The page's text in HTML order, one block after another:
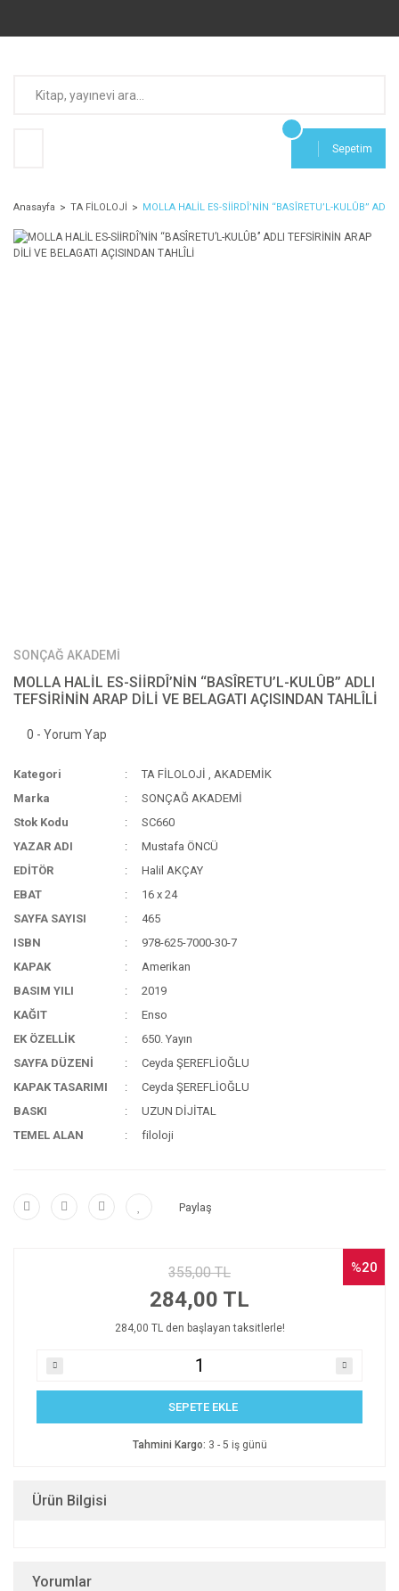
Sepetim
Anasayfa TA FİLOLOJİ MOLLA HALİL ES-SİİRDÎ’NİN ‘‘BASÎRETU’L-KULÛB’’
SONÇAĞ AKADEMİ
MOLLA HALİL ES-SİİRDÎ’NİN ‘‘BASÎRETU’L-KULÛB’’ ADLI
TEFSİRİNİN ARAP DİLİ VE BELAGATI AÇISINDAN TAHLÎLİ
0 - Yorum Yap
Kategori TA FİLOLOJİ ,AKADEMİK
Marka
SONÇAĞ AKADEMİ
Stok Kodu
SC660
YAZAR ADI
Mustafa ÖNCÜ
EDİTÖR
Halil AKÇAY
EBAT
16 x 24
SAYFA SAYISI
465
ISBN
978-625-7000-30-7
KAPAK
Amerikan
BASIM YILI
2019
KAĞIT
Enso
EK ÖZELLİK
650. Yayın
SAYFA DÜZENİ
Ceyda ŞEREFLİOĞLU
KAPAK TASARIMI
Ceyda ŞEREFLİOĞLU
BASKI
UZUN DİJİTAL
TEMEL ALAN
filoloji
Paylaş
%20
355,00 TL
284,00 TL
284,00 TL den başlayan taksitlerle!
SEPETE EKLE
Tahmini Kargo: 3 - 5 iş günü
Ürün Bilgisi
Yorumlar